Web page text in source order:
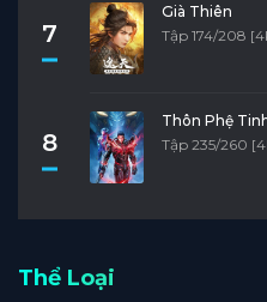
7
Già Thiên
Tập 174/208
8
Thôn Phệ
Tập 235/260
Thể Loại